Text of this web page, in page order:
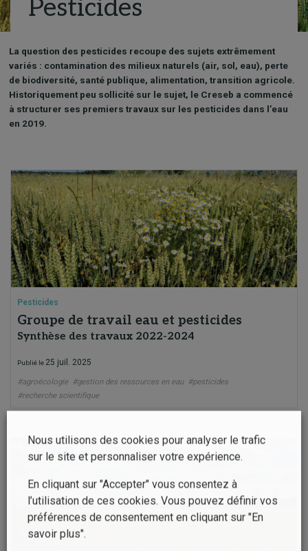
Pesticides
La question des pesticides recoupe des sujets extrêmement
variés : contamination des milieux naturels (air, sol, eau), perte
de biodiversité, santé publique, alimentation, transition agricole.
Historiquement peu sollicité sur le sujet, le Creseb a commencé
à structurer ses premiers travaux sur les pesticides dans l’eau
en 2019.
Pesticides
Groupe de travail eau et pesticides
Synthèse des travaux 2022-2024
Publié le 25 juil. 2025
#agroécologie #gestion des ressources en eau #pesticides
#recherche scientifique
Nous utilisons des cookies pour analyser le trafic
sur le site et personnaliser votre expérience.
En cliquant sur "Accepter" vous consentez à
l’utilisation de ces cookies. Vous pouvez définir vos
préférences de consentement en cliquant sur "En
savoir plus".